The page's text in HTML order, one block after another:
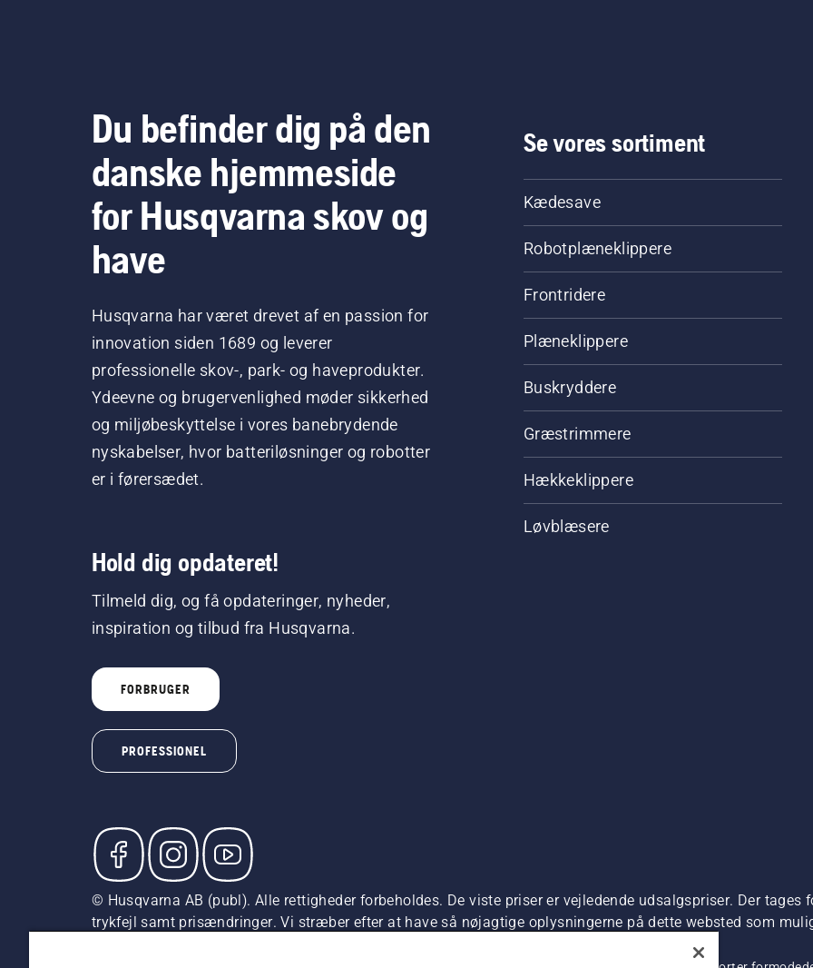
Du befinder dig på den
danske hjemmeside
for Husqvarna skov og
have
Husqvarna har været drevet af en passion for
innovation siden 1689 og leverer
professionelle skov-, park- og haveprodukter.
Ydeevne og brugervenlighed møder sikkerhed
og miljøbeskyttelse i vores banebrydende
nyskabelser, hvor batteriløsninger og robotter
er i førersædet.
Hold dig opdateret!
Tilmeld dig, og få opdateringer, nyheder,
inspiration og tilbud fra Husqvarna.
FORBRUGER
PROFESSIONEL
Se vores sortiment
Kædesave
Robotplæneklippere
Frontridere
Plæneklippere
Buskryddere
Græstrimmere
Hækkeklippere
Løvblæsere
© Husqvarna AB (publ). Alle rettigheder forbeholdes. De viste priser er vejledende udsalgspriser. Der tages
trykfejl samt prisændringer. Vi stræber efter at have så nøjagtige oplysningerne på dette websted som